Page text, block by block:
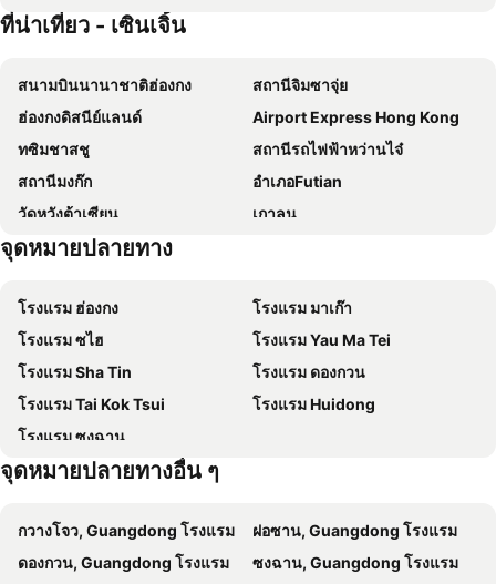
NOA Hotel & SPA Shenzhen
Grand View Hotel
Taizi Hotel
Shenzhen Apex Hotel (Technology Park Branch)
LIA Hotel Shenzhen Qianhai Baoan Center Turnaround Metro Station
Century Plaza Hotel
Shenzhen Lido Hotel
The St. Regis Shenzhen
Seaview Gleetour Hotel Shenzhen
Hilton Shenzhen Shekou Nanhai
Shenzhen Dongmen Colour Hotel
Hampton by Hilton Shenzhen Futian Huaqiangbei
The OCT Harbour, Shenzhen - Marriott Executive Apartments
Hampton by Hilton Shenzhen Futian Port
The Westin Shenzhen Nanshan
Oriental Ginza Hotel Shenzhen
Shanshui Trends Hotel North Huaqiang
The Ritz-Carlton, Shenzhen
Mandarin Oriental, Shenzhen
UrCove by HYATT Futian CBD
Guangdong Hotel
Holiday Inn Express Shenzhen Dongmen By Ihg
Vienna International Hotel(dafang Branch)
Mengxiangjiaxingzhenggongyu- Shenzhen Convention And Exhibition Center
Shenzhen Gangxiahui Executive Apartment Futian Convention and Exhibition Center Branch
Nanfeiyuan Hotel
ที่น่าเที่ยว - เซินเจิ้น
สนามบินนานาชาติฮ่องกง
สถานีจิมซาจุ่ย
ฮ่องกงดิสนีย์แลนด์
Airport Express Hong Kong
ทซิมชาสชู
สถานีรถไฟฟ้าหว่านไจ๋
สถานีมงก๊ก
อำเภอFutian
วัดหวังต้าเซียน
เกาลูน
เกาะฮ่องกง
หลานไกวฟง
Central Metro Station
สถานีรถไฟฟ้าจอร์แดน
Tung Chung
Kwun Tong
Shenzhen Bao''an International Airport
Splendid China and China Folk Culture Village
Nanao Xi Chong
พิพิธภัณฑ์Shenzen
Futian border crossing
Aberdeen Fishing harbour
Tsuen Wan West Metro Station
APLF Fashion Access
Kowloon Bay Metro Station
จุดหมายปลายทาง
โรงแรม ฮ่องกง
โรงแรม มาเก๊า
โรงแรม ซไฮ
โรงแรม Yau Ma Tei
โรงแรม Sha Tin
โรงแรม ดองกวน
โรงแรม Tai Kok Tsui
โรงแรม Huidong
โรงแรม ซงฉาน
จุดหมายปลายทางอื่น ๆ
กวางโจว, Guangdong โรงแรม
ฝอซาน, Guangdong โรงแรม
ดองกวน, Guangdong โรงแรม
ซงฉาน, Guangdong โรงแรม